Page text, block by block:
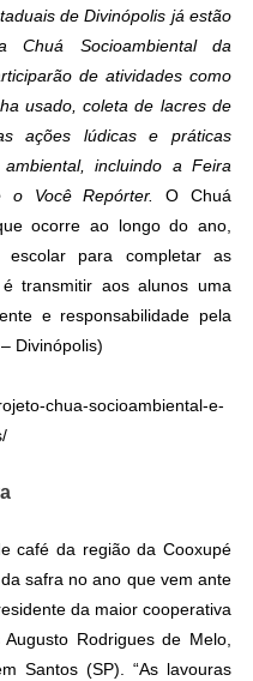
de Divinópolis já estão
Chuá Socioambiental da
de atividades como
usado, coleta de lacres de
ações lúdicas e práticas
incluindo a Feira
Você Repórter.
O Chuá
ocorre ao longo do ano,
escolar para completar as
transmitir aos alunos uma
e responsabilidade pela
Divinópolis)
chua-socioambiental-e-
café da região da Cooxupé
safra no ano que vem ante
da maior cooperativa
Rodrigues de Melo,
Santos (SP). “As lavouras